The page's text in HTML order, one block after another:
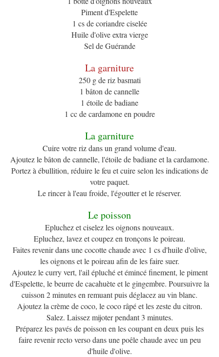
Piment d'Espelette
1 cs de coriandre ciselée
Huile d'olive extra vierge
Sel de Guérande
La garniture
250 g de riz basmati
1 bâton de cannelle
1 étoile de badiane
1 cc de cardamone en poudre
La garniture
Cuire votre riz dans un grand volume d'eau.
Ajoutez le bâton de cannelle, l'étoile de badiane et la cardamone.
Portez à ébullition, réduire le feu et cuire selon les indications de
votre paquet.
Le rincer à l'eau froide, l'égoutter et le réserver.
Le poisson
Epluchez et ciselez les oignons nouveaux.
Epluchez, lavez et coupez en tronçons le poireau.
Faites revenir dans une cocotte chaude avec 1 cs d'huile d'olive,
les oignons et le poireau afin de les faire suer.
Ajoutez le curry vert, l'ail épluché et émincé finement, le piment
d'Espelette, le beurre de cacahuète et le gingembre. Poursuivre la
cuisson 2 minutes en remuant puis déglacez au vin blanc.
Ajoutez la crème de coco, le coco râpé et les zeste du citron.
Salez. Laissez mijoter pendant 3 minutes.
Préparez les pavés de poisson en les coupant en deux puis les
faire revenir recto verso dans une poêle chaude avec un peu
d'huile d'olive.